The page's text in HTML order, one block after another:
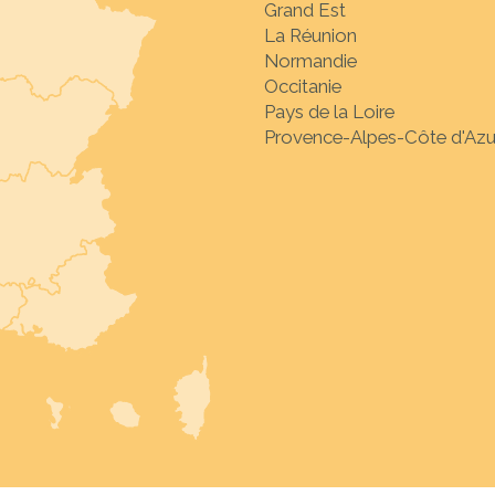
Grand Est
La Réunion
Normandie
Occitanie
Pays de la Loire
Provence-Alpes-Côte